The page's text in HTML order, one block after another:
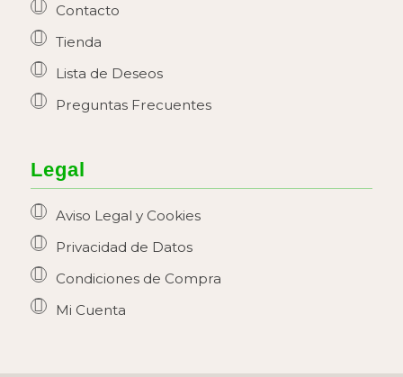
Contacto
Tienda
Lista de Deseos
Preguntas Frecuentes
Legal
Aviso Legal y Cookies
Privacidad de Datos
Condiciones de Compra
Mi Cuenta